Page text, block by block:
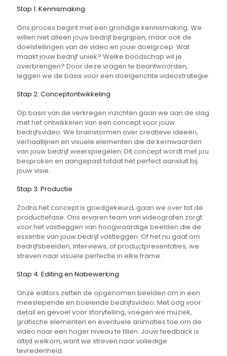
Stap 1: Kennismaking
Ons proces begint met een grondige kennismaking. We
willen niet alleen jouw bedrijf begrijpen, maar ook de
doelstellingen van de video en jouw doelgroep. Wat
maakt jouw bedrijf uniek? Welke boodschap wil je
overbrengen? Door deze vragen te beantwoorden,
leggen we de basis voor een doelgerichte videostrategie.
Stap 2: Conceptontwikkeling
Op basis van de verkregen inzichten gaan we aan de slag
met het ontwikkelen van een concept voor jouw
bedrijfsvideo. We brainstormen over creatieve ideeën,
verhaallijnen en visuele elementen die de kernwaarden
van jouw bedrijf weerspiegelen. Dit concept wordt met jou
besproken en aangepast totdat het perfect aansluit bij
jouw visie.
Stap 3: Productie
Zodra het concept is goedgekeurd, gaan we over tot de
productiefase. Ons ervaren team van videografen zorgt
voor het vastleggen van hoogwaardige beelden die de
essentie van jouw bedrijf vastleggen. Of het nu gaat om
bedrijfsbeelden, interviews, of productpresentaties, we
streven naar visuele perfectie in elke frame.
Stap 4: Editing en Nabewerking
Onze editors zetten de opgenomen beelden om in een
meeslepende en boeiende bedrijfsvideo. Met oog voor
detail en gevoel voor storytelling, voegen we muziek,
grafische elementen en eventuele animaties toe om de
video naar een hoger niveau te tillen. Jouw feedback is
altijd welkom, want we streven naar volledige
tevredenheid.